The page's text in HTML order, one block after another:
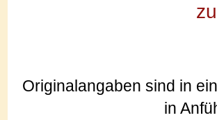
Originalangaben sind in
in